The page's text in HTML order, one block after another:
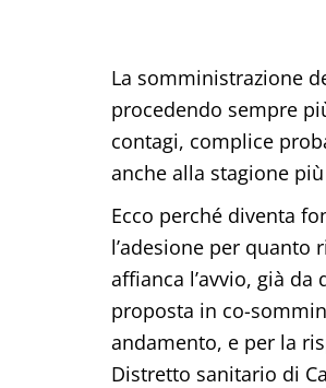
La somministrazione
procedendo sempre
contagi, complice
anche alla stagione
Ecco perché diventa
l’adesione per quanto
affianca l’avvio, già
proposta in co-
andamento, e per la
Distretto sanitario di